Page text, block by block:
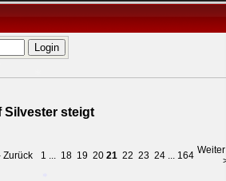
Silvester steigt
Zurück 1 ... 18 19 20 21 22 23 24 ... 164